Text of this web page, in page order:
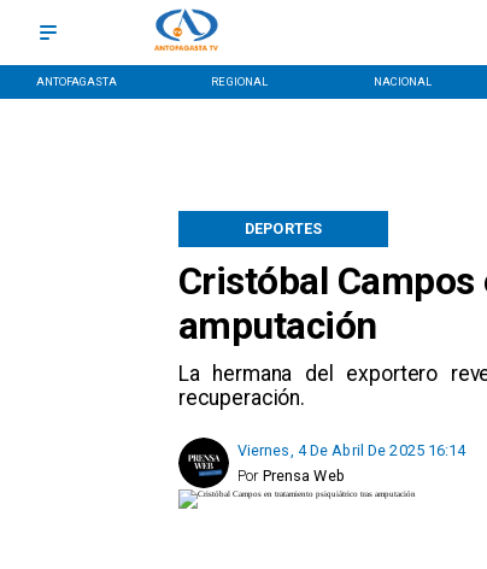
ANTOFAGASTA REGIONAL NACIONAL
Cristóbal
amputación
La hermana del exportero
recuperación.
DEPORTES
Viernes, 4 De Abril De 2025 16:14
Prensa Web
Por